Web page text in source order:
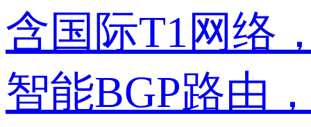
含国际T1网络
智能BGP路由